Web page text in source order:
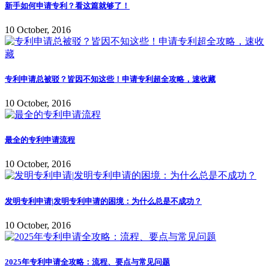
新手如何申请专利？看这篇就够了！
10 October, 2016
专利申请总被驳？皆因不知这些！申请专利超全攻略，速收藏
10 October, 2016
最全的专利申请流程
10 October, 2016
发明专利申请|发明专利申请的困境：为什么总是不成功？
10 October, 2016
2025年专利申请全攻略：流程、要点与常见问题